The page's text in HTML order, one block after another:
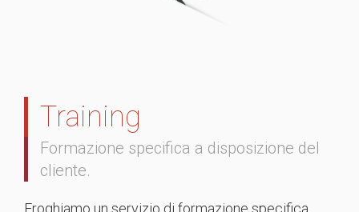
Training
Formazione specifica a disposizione del
cliente.